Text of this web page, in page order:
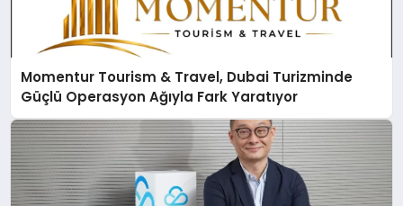
Momentur Tourism & Travel, Dubai Turizminde
Güçlü Operasyon Ağıyla Fark Yaratıyor